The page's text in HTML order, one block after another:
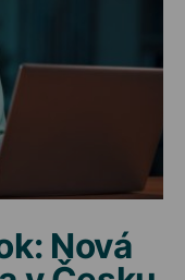
Nová